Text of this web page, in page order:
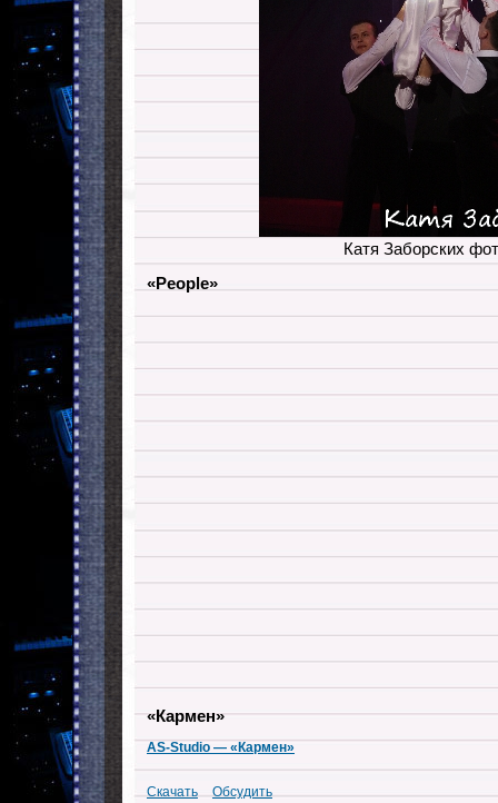
Катя Заборских
«People»
«Кармен»
AS-Studio — «Кармен»
Скачать Обсудить